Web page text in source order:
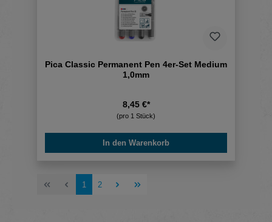
Pica Classic Permanent Pen 4er-Set Medium
1,0mm
8,45 €*
(pro 1 Stück)
In den Warenkorb
Seite
1 Seite
2